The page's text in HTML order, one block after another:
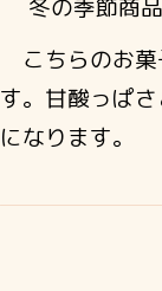
冬の季節商
こちらのお菓
す。甘酸っぱ
になります。